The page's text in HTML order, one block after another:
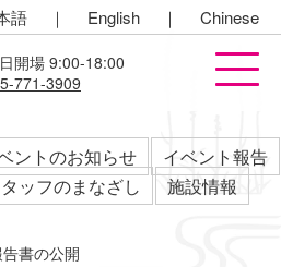
語 ｜ English ｜ Chinese
開場 9:00-18:00
771-3909
ントのお知らせ
イベント報告
ッフのまなざし 施設情報
書の公開